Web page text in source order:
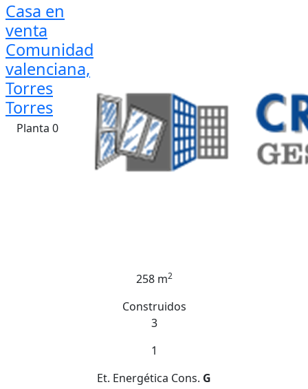
Casa en
venta
Comunidad
valenciana,
Torres
Torres
Planta 0
258 m2
Construidos
3
1
Et. Energética Cons. G